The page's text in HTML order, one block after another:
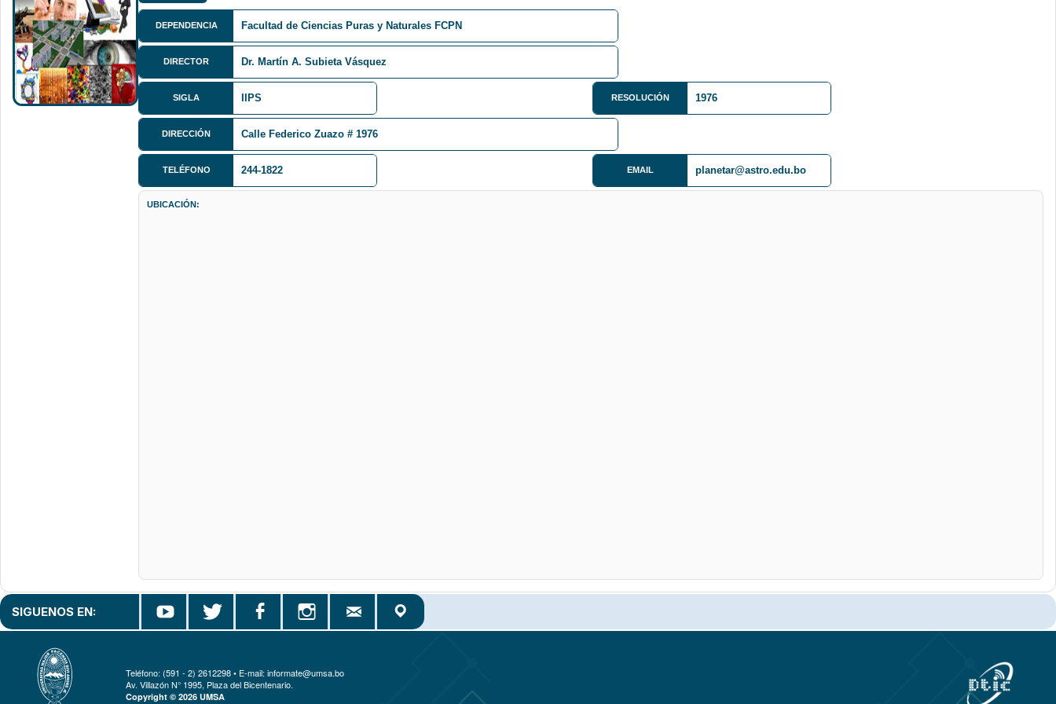
DEPENDENCIA Facultad de Ciencias Puras y Naturales FCPN
DIRECTOR Dr. Martín A. Subieta Vásquez
SIGLA IIPS RESOLUCIÓN 1976
DIRECCIÓN Calle Federico Zuazo # 1976
TELÉFONO 244-1822 EMAIL planetar@astro.edu.bo
UBICACIÓN:
SIGUENOS EN:
Teléfono: (591 - 2) 2612298 • E-mail: informate@umsa.bo
Av. Villazón N° 1995, Plaza del Bicentenario.
Copyright © 2026 UMSA